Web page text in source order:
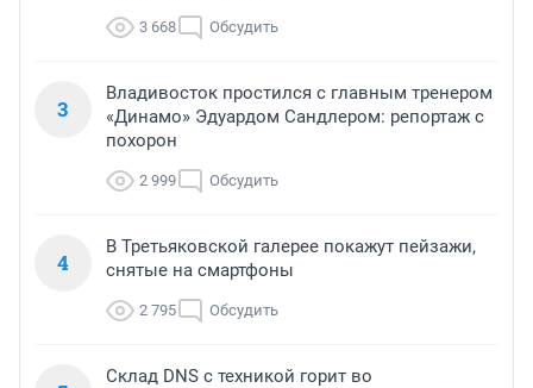
3 668 Обсудить
3
Владивосток простился с главным тренером
«Динамо» Эдуардом Сандлером: репортаж с
похорон
2 999 Обсудить
4
В Третьяковской галерее покажут пейзажи,
снятые на смартфоны
2 795 Обсудить
Склад DNS с техникой горит во